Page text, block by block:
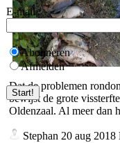
Dat de problemen
bewijst de grote
Oldenzaal. Al meer dan
Stephan 20 aug 2018
E-mail
Abonneren
Afmelden